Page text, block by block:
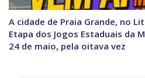
A cidade de Praia Grande, no
Etapa dos Jogos Estaduais da
24 de maio, pela oitava vez